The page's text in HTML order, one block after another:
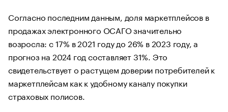
Согласно последним данным, доля маркетплейсов в
продажах электронного ОСАГО значительно
возросла: с 17% в 2021 году до 26% в 2023 году, а
прогноз на 2024 год составляет 31%. Это
свидетельствует о растущем доверии потребителей к
маркетплейсам как к удобному каналу покупки
страховых полисов.